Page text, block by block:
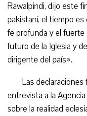
Rawalpindi, dijo este
pakistaní, el tiempo
fe profunda y el fuerte
futuro de la Iglesia y
dirigente del país».
Las
entrevista a la
sobre la realidad